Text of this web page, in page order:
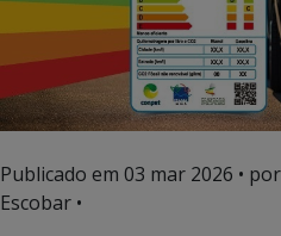
Publicado em 03 mar 2026 •
Escobar •